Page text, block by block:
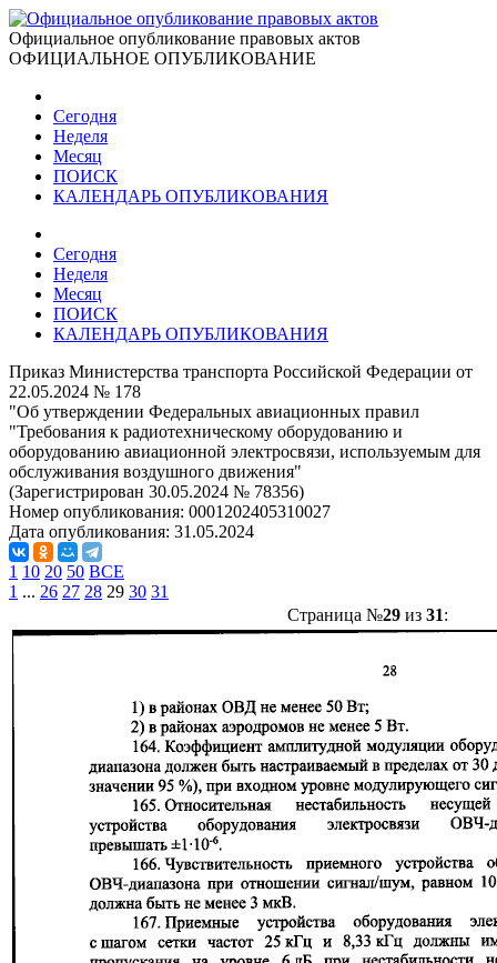
Официальное опубликование правовых актов
ОФИЦИАЛЬНОЕ ОПУБЛИКОВАНИЕ
Сегодня
Неделя
Месяц
ПОИСК
КАЛЕНДАРЬ ОПУБЛИКОВАНИЯ
Сегодня
Неделя
Месяц
ПОИСК
КАЛЕНДАРЬ ОПУБЛИКОВАНИЯ
Приказ Министерства транспорта Российской Федерации от
22.05.2024 № 178
"Об утверждении Федеральных авиационных правил
"Требования к радиотехническому оборудованию и
оборудованию авиационной электросвязи, используемым для
обслуживания воздушного движения"
(Зарегистрирован 30.05.2024 № 78356)
Номер опубликования: 0001202405310027
Дата опубликования: 31.05.2024
1 10 20 50 ВСЕ
1 ... 26 27 28 29 30 31
Страница №29из 31: